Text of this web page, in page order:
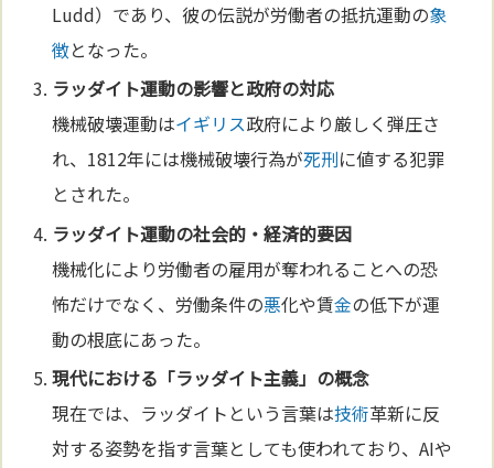
Ludd）であり、彼の伝説が労働者の抵抗運動の象
徴となった。
ラッダイト運動の影響と政府の対応
機械破壊運動はイギリス政府により厳しく弾圧さ
れ、1812年には機械破壊行為が死刑に値する犯罪
とされた。
ラッダイト運動の社会的・経済的要因
機械化により労働者の雇用が奪われることへの恐
怖だけでなく、労働条件の悪化や賃金の低下が運
動の根底にあった。
現代における「ラッダイト主義」の概念
現在では、ラッダイトという言葉は技術革新に反
対する姿勢を指す言葉としても使われており、AIや